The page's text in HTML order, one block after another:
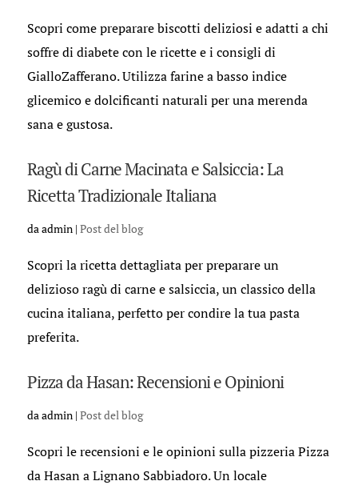
Scopri come preparare biscotti deliziosi e adatti a chi
soffre di diabete con le ricette e i consigli di
GialloZafferano. Utilizza farine a basso indice
glicemico e dolcificanti naturali per una merenda
sana e gustosa.
Ragù di Carne Macinata e Salsiccia: La
Ricetta Tradizionale Italiana
daadmin| Post del blog
Scopri la ricetta dettagliata per preparare un
delizioso ragù di carne e salsiccia, un classico della
cucina italiana, perfetto per condire la tua pasta
preferita.
Pizza da Hasan: Recensioni e Opinioni
daadmin| Post del blog
Scopri le recensioni e le opinioni sulla pizzeria Pizza
da Hasan a Lignano Sabbiadoro. Un locale